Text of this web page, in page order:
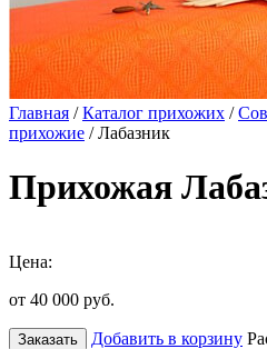
Главная /Каталог прихожих /
прихожие / Лабазник
Прихожая
Цена:
от 40 000 руб.
Заказать Добавить в корзину